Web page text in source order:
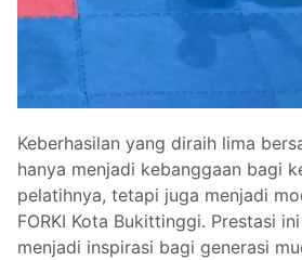
Keberhasilan yang diraih lima
hanya menjadi kebanggaan bagi
pelatihnya, tetapi juga menjadi
FORKI Kota Bukittinggi. Prestasi
menjadi inspirasi bagi generasi